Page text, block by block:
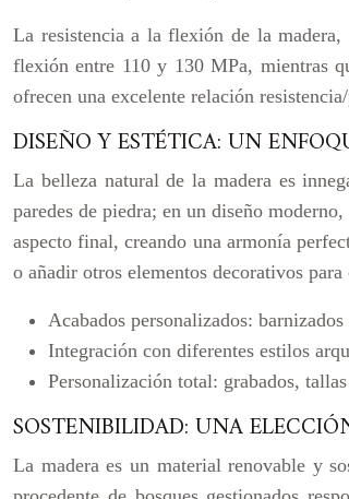
La resistencia a la flexión de la
flexión entre 110 y 130 MPa, mientras
ofrecen una excelente relación resistencia/
DISEÑO Y ESTÉTICA: UN
La belleza natural de la madera es
paredes de piedra; en un diseño
aspecto final, creando una armonía
o añadir otros elementos decorativos
Acabados personalizados:
Integración con diferentes estilos
Personalización total: grabados,
SOSTENIBILIDAD: UNA
La madera es un material renovable y